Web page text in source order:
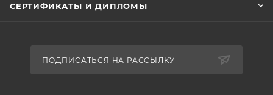
СЕРТИФИКАТЫ И ДИПЛОМЫ
ПОДПИСАТЬСЯ НА РАССЫЛКУ